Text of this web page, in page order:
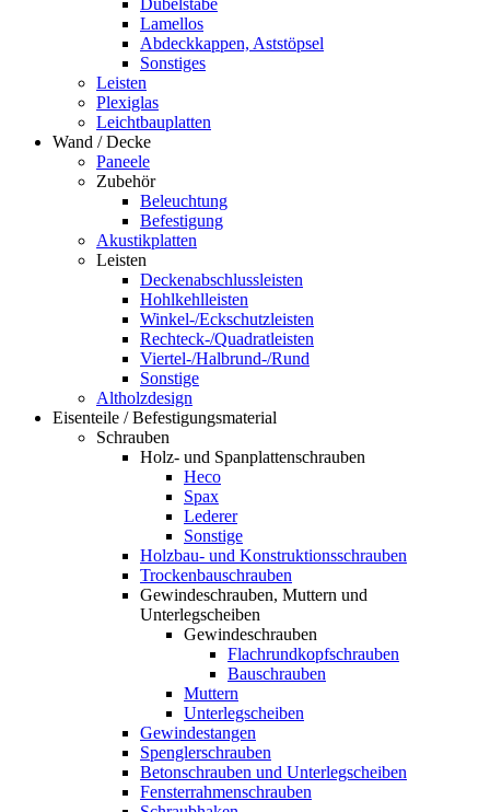
Dübelstäbe
Lamellos
Abdeckkappen, Aststöpsel
Sonstiges
Leisten
Plexiglas
Leichtbauplatten
Wand / Decke
Paneele
Zubehör
Beleuchtung
Befestigung
Akustikplatten
Leisten
Deckenabschlussleisten
Hohlkehlleisten
Winkel-/Eckschutzleisten
Rechteck-/Quadratleisten
Viertel-/Halbrund-/Rund
Sonstige
Altholzdesign
Eisenteile / Befestigungsmaterial
Schrauben
Holz- und Spanplattenschrauben
Heco
Spax
Lederer
Sonstige
Holzbau- und Konstruktionsschrauben
Trockenbauschrauben
Gewindeschrauben, Muttern und
Unterlegscheiben
Gewindeschrauben
Flachrundkopfschrauben
Bauschrauben
Muttern
Unterlegscheiben
Gewindestangen
Spenglerschrauben
Betonschrauben und Unterlegscheiben
Fensterrahmenschrauben